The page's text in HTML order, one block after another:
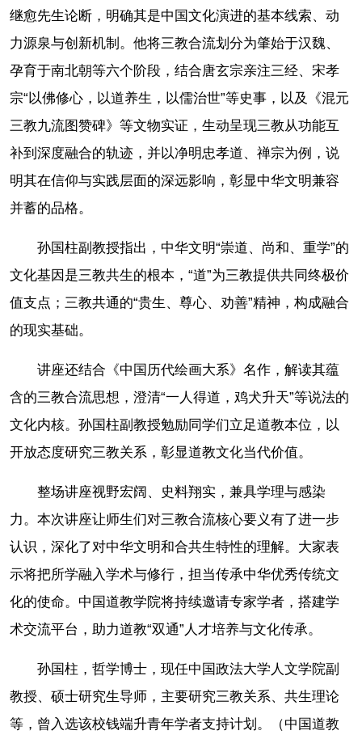
继愈先生论断，明确其是中国文化演进的基本线索、动
力源泉与创新机制。他将三教合流划分为肇始于汉魏、
孕育于南北朝等六个阶段，结合唐玄宗亲注三经、宋孝
宗“以佛修心，以道养生，以儒治世”等史事，以及《混元
三教九流图赞碑》等文物实证，生动呈现三教从功能互
补到深度融合的轨迹，并以净明忠孝道、禅宗为例，说
明其在信仰与实践层面的深远影响，彰显中华文明兼容
并蓄的品格。
孙国柱副教授指出，中华文明“崇道、尚和、重学”的
文化基因是三教共生的根本，“道”为三教提供共同终极价
值支点；三教共通的“贵生、尊心、劝善”精神，构成融合
的现实基础。
讲座还结合《中国历代绘画大系》名作，解读其蕴
含的三教合流思想，澄清“一人得道，鸡犬升天”等说法的
文化内核。孙国柱副教授勉励同学们立足道教本位，以
开放态度研究三教关系，彰显道教文化当代价值。
整场讲座视野宏阔、史料翔实，兼具学理与感染
力。本次讲座让师生们对三教合流核心要义有了进一步
认识，深化了对中华文明和合共生特性的理解。大家表
示将把所学融入学术与修行，担当传承中华优秀传统文
化的使命。中国道教学院将持续邀请专家学者，搭建学
术交流平台，助力道教“双通”人才培养与文化传承。
孙国柱，哲学博士，现任中国政法大学人文学院副
教授、硕士研究生导师，主要研究三教关系、共生理论
等，曾入选该校钱端升青年学者支持计划。（中国道教